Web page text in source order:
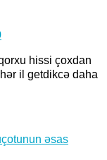
hissi çoxdan
il getdikcə daha
əsas